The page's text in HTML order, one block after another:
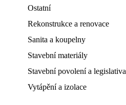
Ostatní
Rekonstrukce a renovace
Sanita a koupelny
Stavební materiály
Stavební povolení a legislativa
Vytápění a izolace